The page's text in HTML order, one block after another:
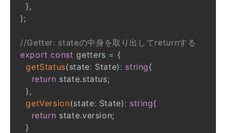
},
};
//Getter: stateの中身を取り出してreturnする
export const getters = {
getStatus(state: State) : string{
return state.status;
},
getVersion(state: State) : string{
return state.version;
}